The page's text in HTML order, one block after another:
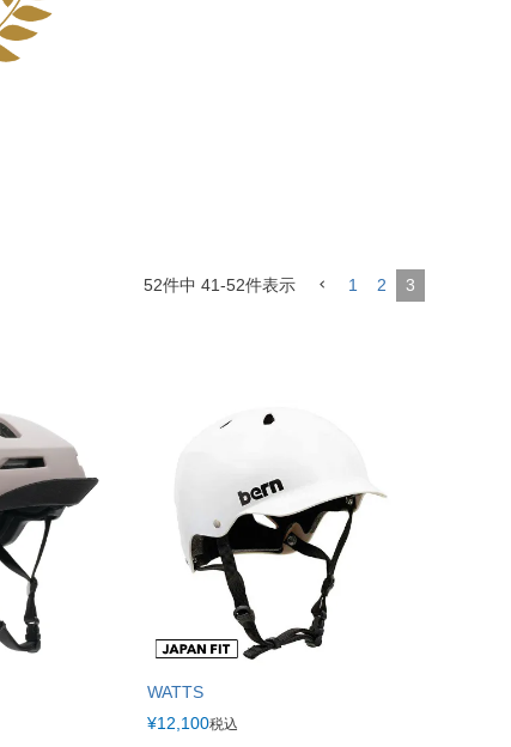
52件中 41-52件表示 1 2 3
WATTS
¥12,100税込